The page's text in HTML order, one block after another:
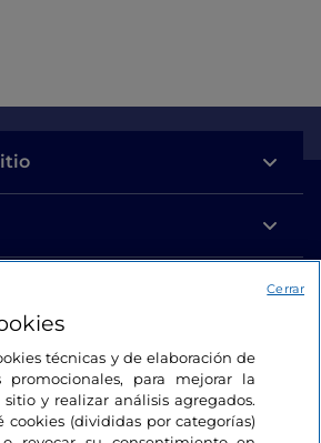
técnicas y de elaboración de
promocionales, para mejorar la
y realizar análisis agregados.
cookies (divididas por categorías)
Cerrar